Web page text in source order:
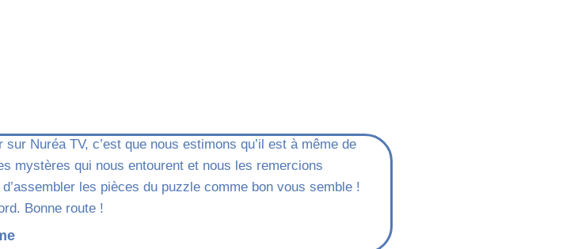
Nuréa TV, c’est que nous estimons qu’il est à même de
mystères qui nous entourent et nous les remercions
les pièces du puzzle comme bon vous semble !
Bonne route !